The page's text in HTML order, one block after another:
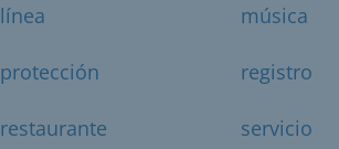
línea música
protección registro
restaurante servicio